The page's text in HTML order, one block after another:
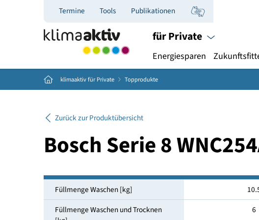
Termine Tools Publikationen
für Private
Energiesparen
Home klimaaktiv für Private Topprodukte
Bosch Serie 8
Füllmenge Waschen [kg]